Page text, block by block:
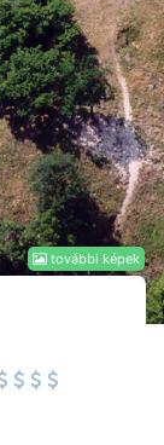
további képek